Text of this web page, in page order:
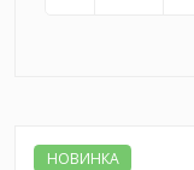
НОВИНКА